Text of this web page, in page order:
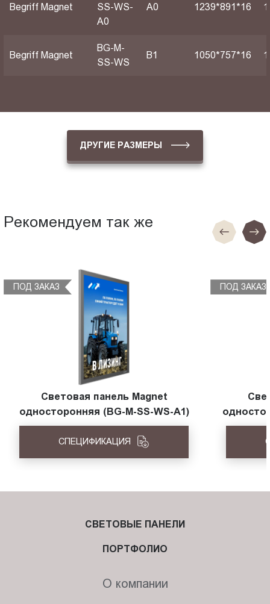
Begriff Magnet
SS-WS-
A0
A0 1239*891*16
Begriff Magnet
BG-M-
SS-WS
B1 1050*757*16
ДРУГИЕ РАЗМЕРЫ
Рекомендуем так же
ПОД ЗАКАЗ
Световая панель Magnet
односторонняя (BG-M-SS-WS-A1)
СПЕЦИФИКАЦИЯ
ПОД ЗАКАЗ
СВЕТОВЫЕ ПАНЕЛИ
ПОРТФОЛИО
О компании